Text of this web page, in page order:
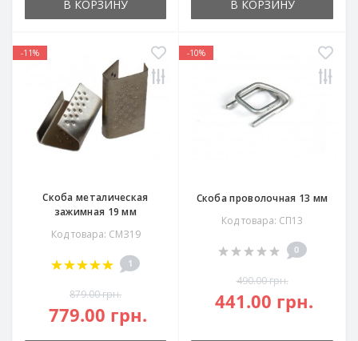
В КОРЗИНУ В КОРЗИНУ
-11%
Скоба металическая
зажимная 19 мм
Код товара: СМЗ19
1
879.00 грн.
779.00 грн.
-10%
Скоба проволочная 13 мм
Код товара: СП13
0
490.00 грн.
441.00 грн.